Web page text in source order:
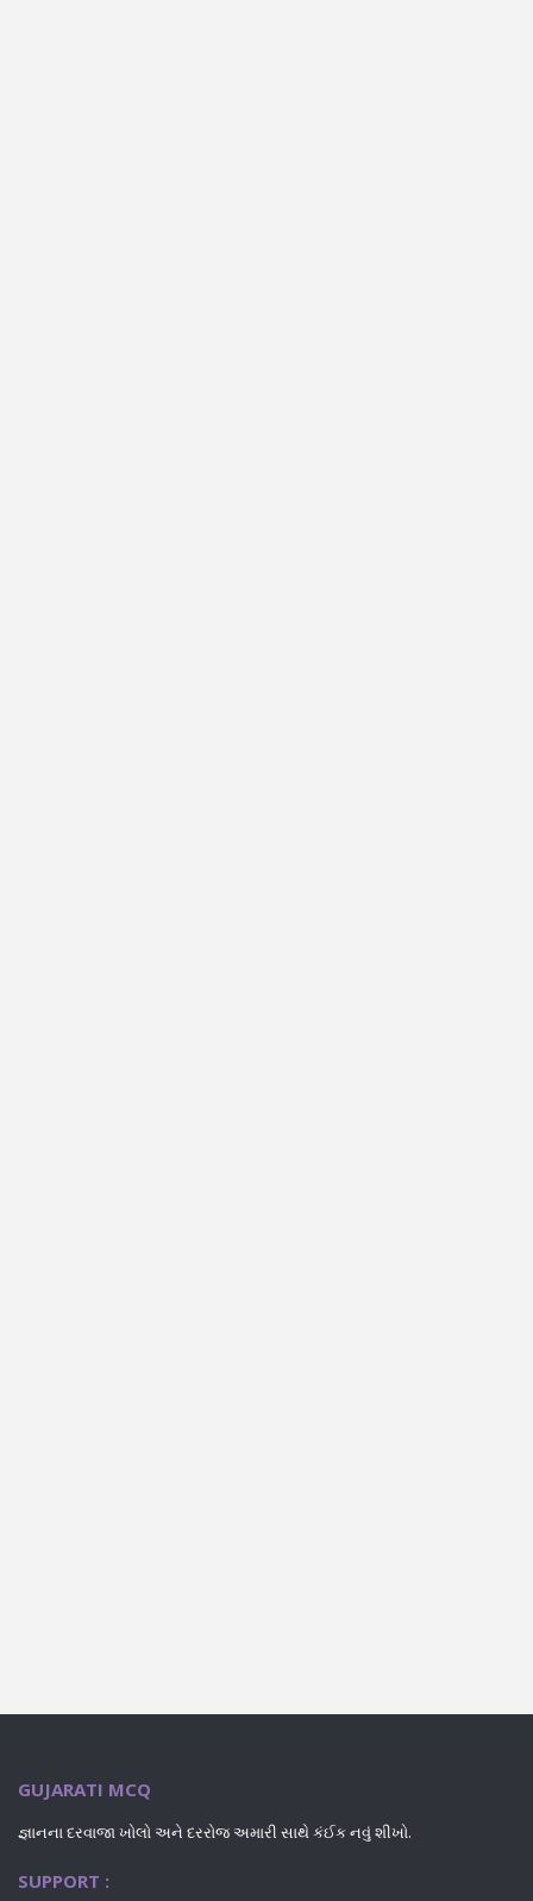
GUJARATI MCQ
જ્ઞાનના દરવાજા ખોલો અને દરરોજ અમારી સાથે કંઈક નવું શીખો.
SUPPORT :